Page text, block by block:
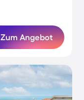
Zum Angebot